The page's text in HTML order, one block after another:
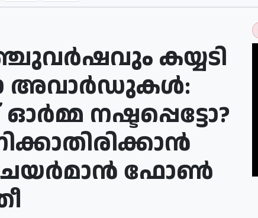
കയ്യടി
അവാര്‍ഡുകള്‍:
നഷ്ടപ്പെട്ടോ?
ചെയര്‍മാന്‍ ഫോണ്‍